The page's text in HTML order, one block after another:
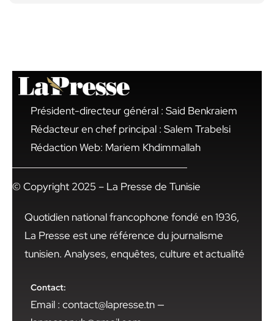
Président-directeur général : Said Benkraiem
Rédacteur en chef principal : Salem Trabelsi
Rédaction Web: Mariem Khdimmallah
© Copyright 2025 – La Presse de Tunisie
Quotidien national francophone fondé en 1936,
La Presse est une référence du journalisme
tunisien. Analyses, enquêtes, culture et actualité
Contact:
Email : contact@lapresse.tn —